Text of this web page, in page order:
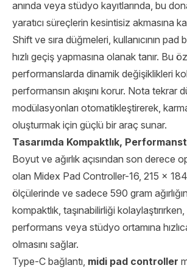
anında veya stüdyo kayıtlarında, bu
yaratıcı süreçlerin kesintisiz akmasına
Shift ve sıra düğmeleri, kullanıcının pad
hızlı geçiş yapmasına olanak tanır. Bu
performanslarda dinamik değişiklikleri
performansın akışını korur. Nota tekrar
modülasyonları otomatikleştirerek,
oluşturmak için güçlü bir araç sunar.
Tasarımda Kompaktlık,
Boyut ve ağırlık açısından son derece
olan Midex Pad Controller-16, 215 ×
ölçülerinde ve sadece 590 gram
kompaktlık, taşınabilirliği
performans veya stüdyo ortamına
olmasını sağlar.
Type-C bağlantı, midi pad controller